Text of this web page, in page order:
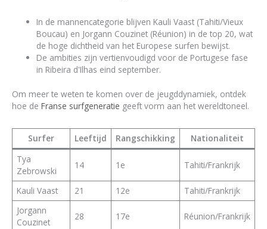
In de mannencategorie blijven Kauli Vaast (Tahiti/Vieux
Boucau) en Jorgann Couzinet (Réunion) in de top 20, wat
de hoge dichtheid van het Europese surfen bewijst.
De ambities zijn vertienvoudigd voor de Portugese fase
in Ribeira d'Ilhas eind september.
Om meer te weten te komen over de jeugddynamiek, ontdek
hoe de Franse surfgeneratie geeft vorm aan het wereldtoneel.
Surfer Leeftijd Rangschikking
Nationaliteit
Tya
Zebrowski
14 1e Tahiti/Frankrijk
Kauli Vaast 21 12e
Tahiti/Frankrijk
Jorgann
Couzinet
28 17e
Réunion/Frankrijk